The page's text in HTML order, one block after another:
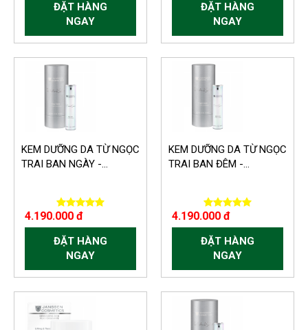
ĐẶT HÀNG
NGAY
ĐẶT HÀNG
NGAY
KEM DƯỠNG DA TỪ NGỌC
TRAI BAN NGÀY -...
4.190.000 đ
ĐẶT HÀNG
NGAY
KEM DƯỠNG DA TỪ NGỌC
TRAI BAN ĐÊM -...
4.190.000 đ
ĐẶT HÀNG
NGAY